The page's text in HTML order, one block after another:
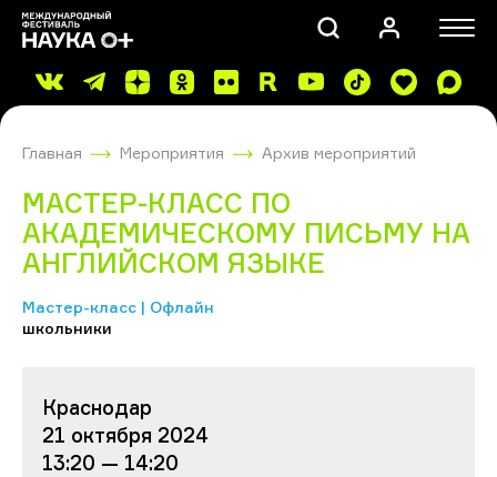
Главная Мероприятия Архив мероприятий
МАСТЕР-КЛАСС ПО
АКАДЕМИЧЕСКОМУ ПИСЬМУ НА
АНГЛИЙСКОМ ЯЗЫКЕ
Мастер-класс | Офлайн
школьники
Краснодар
21 октября 2024
13:20 — 14:20